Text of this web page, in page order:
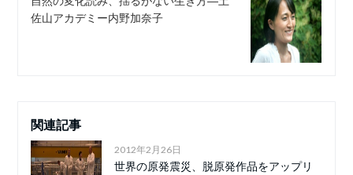
佐山アカデミー内野加奈子
関連記事
2012年2月26日
世界の原発震災、脱原発作品をアップリ